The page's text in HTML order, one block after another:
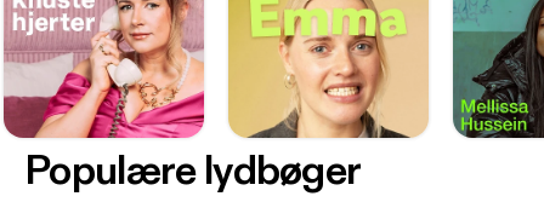
Populære lydbøger